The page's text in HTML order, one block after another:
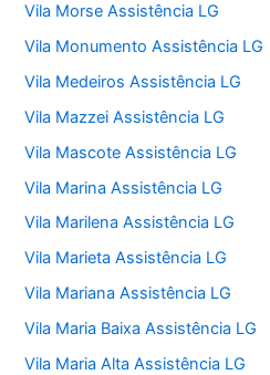
Vila Morse Assistência LG
Vila Monumento Assistência LG
Vila Medeiros Assistência LG
Vila Mazzei Assistência LG
Vila Mascote Assistência LG
Vila Marina Assistência LG
Vila Marilena Assistência LG
Vila Marieta Assistência LG
Vila Mariana Assistência LG
Vila Maria Baixa Assistência LG
Vila Maria Alta Assistência LG